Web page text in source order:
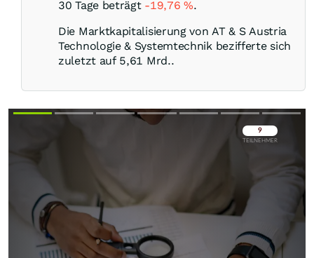
30 Tage beträgt -19,76%.
Die Marktkapitalisierung von AT & S Austria
Technologie & Systemtechnik bezifferte sich
zuletzt auf 5,61 Mrd..